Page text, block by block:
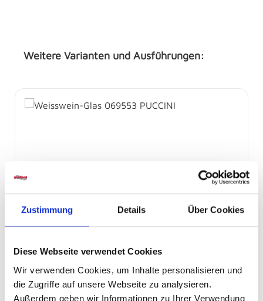
Zustimmung Details Über Cookies
Diese Webseite verwendet Cookies
Wir verwenden Cookies, um Inhalte personalisieren und
die Zugriffe auf unsere Webseite zu analysieren.
Außerdem geben wir Informationen zu Ihrer Verwendung
Weitere Varianten und Ausführungen: